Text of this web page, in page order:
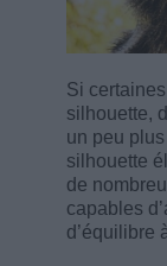
Si
silhouette,
un peu
silhouette
de
capables
d’équilibre